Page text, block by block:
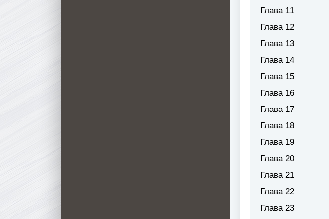
Глава 11
Глава 12
Глава 13
Глава 14
Глава 15
Глава 16
Глава 17
Глава 18
Глава 19
Глава 20
Глава 21
Глава 22
Глава 23